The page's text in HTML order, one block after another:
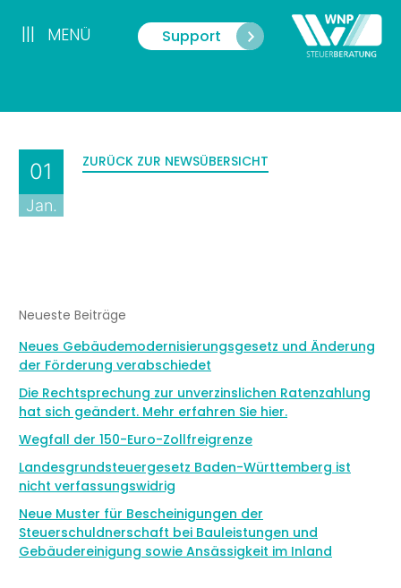
Inhalt
springen
Support
||| MENÜ
01
Jan.
ZURÜCK ZUR NEWSÜBERSICHT
Neueste Beiträge
Neues Gebäudemodernisierungsgesetz und Änderung
der Förderung verabschiedet
Die Rechtsprechung zur unverzinslichen Ratenzahlung
hat sich geändert. Mehr erfahren Sie hier.
Wegfall der 150-Euro-Zollfreigrenze
Landesgrundsteuergesetz Baden-Württemberg ist
nicht verfassungswidrig
Neue Muster für Bescheinigungen der
Steuerschuldnerschaft bei Bauleistungen und
Gebäudereinigung sowie Ansässigkeit im Inland